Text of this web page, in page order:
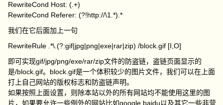
RewriteCond Host: (.+)
RewriteCond Referer: (?!http://\1.*).*
我们在它后面加上一句
RewriteRule .*\.(?:gif|jpg|png|exe|rar|zip) /block.gif [I,O]
即可实现gif/jpg/png/exe/rar/zip文件的防盗链，盗链页面显示的
是/block.gif。block.gif是一个体积较少的图片文件，我们可以在上面
打上自己网站的版权标志和防盗链声明。
如果按照上面设置，则除本站以外的所有网站均不能使用这里的图
片，如果要允许一些例外的网站比如google,baidu以及其它一些非营